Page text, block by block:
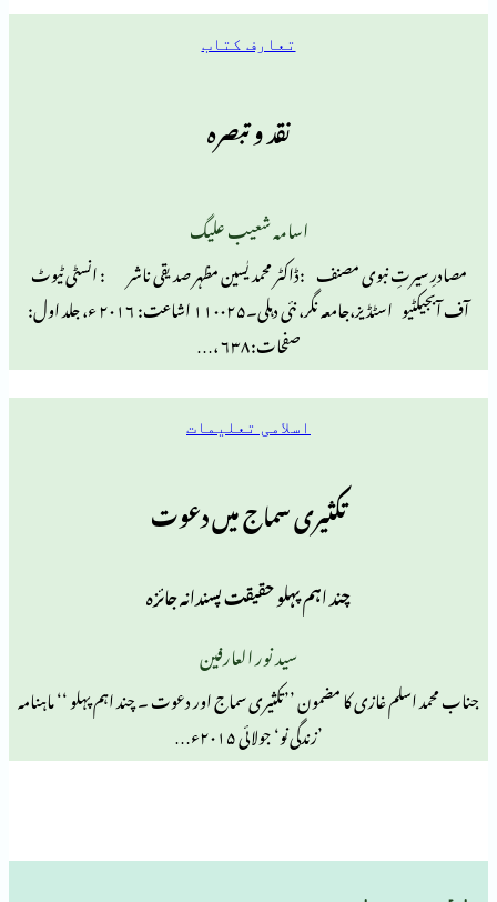
اسامہ شعیب علیگ
مصنف :ڈاکٹر محمد یٰسین مظہر صدیقی ناشر : انسٹی ٹیوٹ
آف آبجیکٹیو اسٹڈیز،جامعہ نگر، نئی دہلی۔۱۱۰۰۲۵ اشاعت: ۲۰۱۶ ء، جلد اول:
اسلامی تعلیمات
تکثیری سماج میں دعوت
چند اہم پہلو حقیقت پسندانہ جائزہ
کا مضمون ’’تکثیری سماج اور دعوت ۔ چند اہم پہلو ‘‘ ماہنامہ